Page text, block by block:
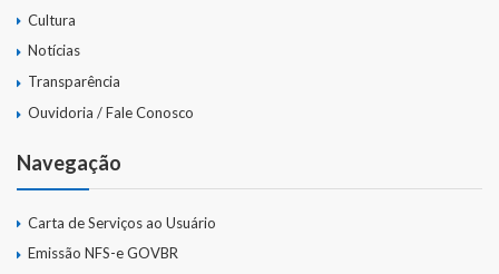
Cultura
Notícias
Transparência
Ouvidoria / Fale Conosco
Navegação
Carta de Serviços ao Usuário
Emissão NFS-e GOVBR